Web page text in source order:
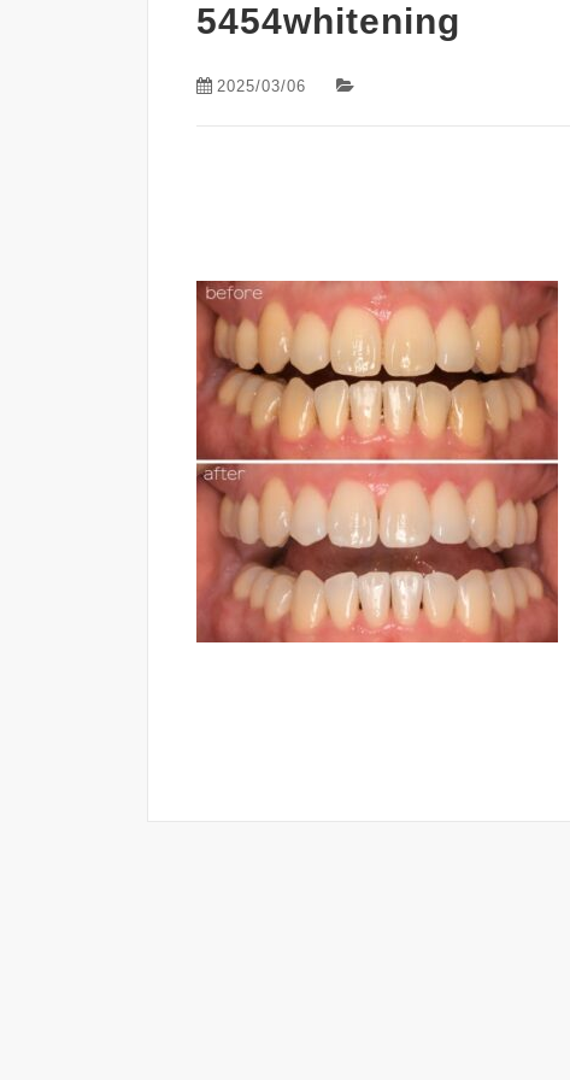
5454whitening
2025/03/06